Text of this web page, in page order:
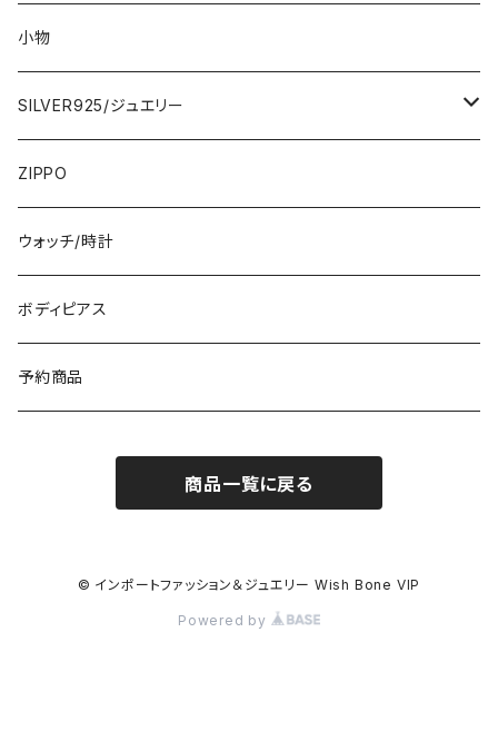
3000円
5000円
7000円
ロング・マキシ
ひざ・ミディ
トップス・カーディガン・アウター
カーディガン
イタリア製ジャケット
スカート・パンツ
大判ストール・ロングスカーフ
小さめスカーフ
コットンストール・スカーフ
冬物・マフラー
小物
SILVER925/ジュエリー
指輪・リング
ネックレス・ペンダントトップ
ピアス・イヤリング
ブレスレット・バングル
ZIPPO
ウォッチ/時計
ボディピアス
予約商品
商品一覧に戻る
© インポートファッション＆ジュエリー Wish Bone VIP
Powered by